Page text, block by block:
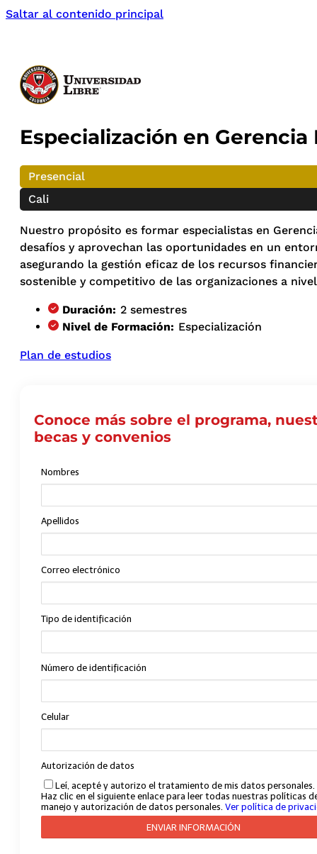
Saltar al contenido principal
Especialización en Gerencia
Presencial
Cali
Nuestro propósito es formar especialistas en
desafíos y aprovechan las oportunidades en un
asegurando la gestión eficaz de los recursos
sostenible y competitivo de las organizaciones a
Duración: 2 semestres
Nivel de Formación: Especialización
Plan de estudios
Conoce más sobre el programa,
becas y convenios